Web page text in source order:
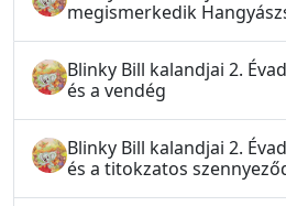
megismerkedik
Blinky Bill kalandjai 2.
és a vendég
Blinky Bill kalandjai 2.
és a titokzatos